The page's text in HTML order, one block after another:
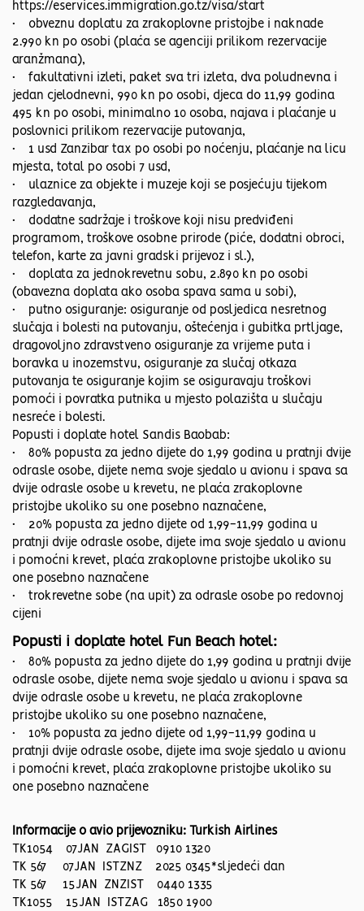
https://eservices.immigration.go.tz/visa/start
• obveznu doplatu za zrakoplovne pristojbe i naknade
2.990 kn po osobi (plaća se agenciji prilikom rezervacije
aranžmana),
• fakultativni izleti, paket sva tri izleta, dva poludnevna i
jedan cjelodnevni, 990 kn po osobi, djeca do 11,99 godina
495 kn po osobi, minimalno 10 osoba, najava i plaćanje u
poslovnici prilikom rezervacije putovanja,
• 1 usd Zanzibar tax po osobi po noćenju, plaćanje na licu
mjesta, total po osobi 7 usd,
• ulaznice za objekte i muzeje koji se posjećuju tijekom
razgledavanja,
• dodatne sadržaje i troškove koji nisu predviđeni
programom, troškove osobne prirode (piće, dodatni obroci,
telefon, karte za javni gradski prijevoz i sl.),
• doplata za jednokrevetnu sobu, 2.890 kn po osobi
(obavezna doplata ako osoba spava sama u sobi),
• putno osiguranje: osiguranje od posljedica nesretnog
slučaja i bolesti na putovanju, oštećenja i gubitka prtljage,
dragovoljno zdravstveno osiguranje za vrijeme puta i
boravka u inozemstvu, osiguranje za slučaj otkaza
putovanja te osiguranje kojim se osiguravaju troškovi
pomoći i povratka putnika u mjesto polazišta u slučaju
nesreće i bolesti.
Popusti i doplate hotel Sandis Baobab:
• 80% popusta za jedno dijete do 1,99 godina u pratnji dvije
odrasle osobe, dijete nema svoje sjedalo u avionu i spava sa
dvije odrasle osobe u krevetu, ne plaća zrakoplovne
pristojbe ukoliko su one posebno naznačene,
• 20% popusta za jedno dijete od 1,99-11,99 godina u
pratnji dvije odrasle osobe, dijete ima svoje sjedalo u avionu
i pomoćni krevet, plaća zrakoplovne pristojbe ukoliko su
one posebno naznačene
• trokrevetne sobe (na upit) za odrasle osobe po redovnoj
cijeni
Popusti i doplate hotel Fun Beach hotel:
• 80% popusta za jedno dijete do 1,99 godina u pratnji dvije
odrasle osobe, dijete nema svoje sjedalo u avionu i spava sa
dvije odrasle osobe u krevetu, ne plaća zrakoplovne
pristojbe ukoliko su one posebno naznačene,
• 10% popusta za jedno dijete od 1,99-11,99 godina u
pratnji dvije odrasle osobe, dijete ima svoje sjedalo u avionu
i pomoćni krevet, plaća zrakoplovne pristojbe ukoliko su
one posebno naznačene
Informacije o avio prijevozniku: Turkish Airlines
TK1054 07JAN ZAGIST 0910 1320
TK 567 07JAN ISTZNZ 2025 0345*sljedeći dan
TK 567 15JAN ZNZIST 0440 1335
TK1055 15JAN ISTZAG 1850 1900